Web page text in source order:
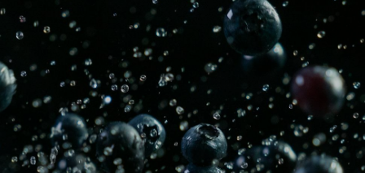
UPOZNAJTE SE
SA
NAŠOM PRIČOM
Dobrodošli u naš svet borovnica.